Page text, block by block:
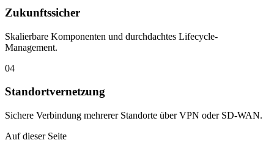
Zukunftssicher
Skalierbare Komponenten und durchdachtes Lifecycle-
Management.
04
Standortvernetzung
Sichere Verbindung mehrerer Standorte über VPN oder SD-WAN.
Auf dieser Seite